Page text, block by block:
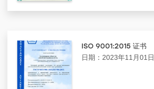
ISO 9001:2015 证书
日期：2023年11月01日